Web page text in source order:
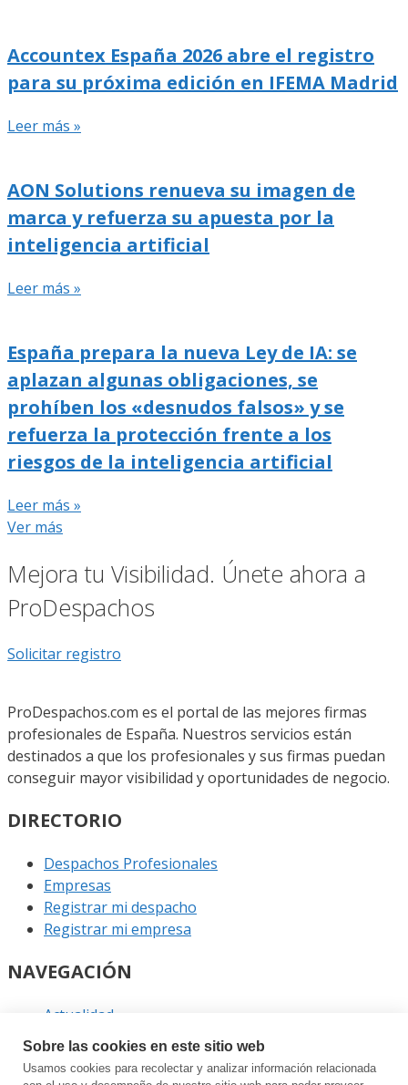
Accountex España 2026 abre el registro
para su próxima edición en IFEMA Madrid
Leer más »
AON Solutions renueva su imagen de
marca y refuerza su apuesta por la
inteligencia artificial
Leer más »
España prepara la nueva Ley de IA: se
aplazan algunas obligaciones, se
prohíben los «desnudos falsos» y se
refuerza la protección frente a los
riesgos de la inteligencia artificial
Leer más »
Ver más
Mejora tu Visibilidad. Únete ahora a
ProDespachos
Solicitar registro
ProDespachos.com es el portal de las mejores firmas
profesionales de España. Nuestros servicios están
destinados a que los profesionales y sus firmas puedan
conseguir mayor visibilidad y oportunidades de negocio.
DIRECTORIO
Despachos Profesionales
Empresas
Registrar mi despacho
Registrar mi empresa
NAVEGACIÓN
Actualidad
Podcast
Entrevistas
Eventos
Sobre las cookies en este sitio web
Usamos cookies para recolectar y analizar información relacionada